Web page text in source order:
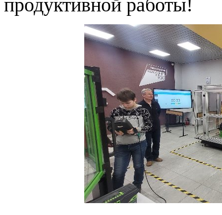
продуктивной работы!